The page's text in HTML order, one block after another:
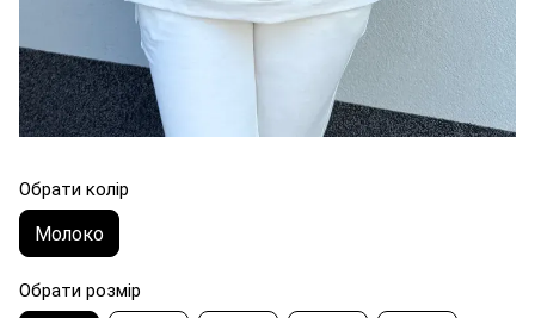
Обрати колір
Молоко
Обрати розмір